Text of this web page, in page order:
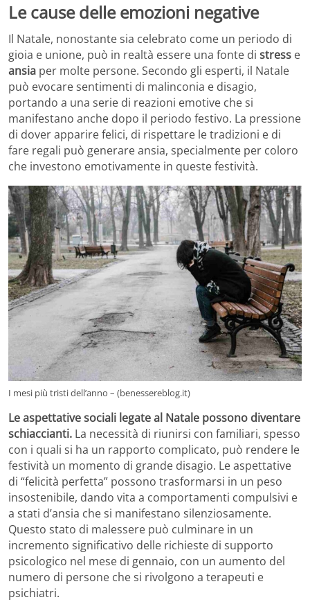
Le cause delle emozioni negative
Il Natale, nonostante sia celebrato come un periodo di
gioia e unione, può in realtà essere una fonte di stress e
ansia per molte persone. Secondo gli esperti, il Natale
può evocare sentimenti di malinconia e disagio,
portando a una serie di reazioni emotive che si
manifestano anche dopo il periodo festivo. La pressione
di dover apparire felici, di rispettare le tradizioni e di
fare regali può generare ansia, specialmente per coloro
che investono emotivamente in queste festività.
I mesi più tristi dell’anno – (benessereblog.it)
Le aspettative sociali legate al Natale possono diventare
schiaccianti. La necessità di riunirsi con familiari, spesso
con i quali si ha un rapporto complicato, può rendere le
festività un momento di grande disagio. Le aspettative
di “felicità perfetta” possono trasformarsi in un peso
insostenibile, dando vita a comportamenti compulsivi e
a stati d’ansia che si manifestano silenziosamente.
Questo stato di malessere può culminare in un
incremento significativo delle richieste di supporto
psicologico nel mese di gennaio, con un aumento del
numero di persone che si rivolgono a terapeuti e
psichiatri.